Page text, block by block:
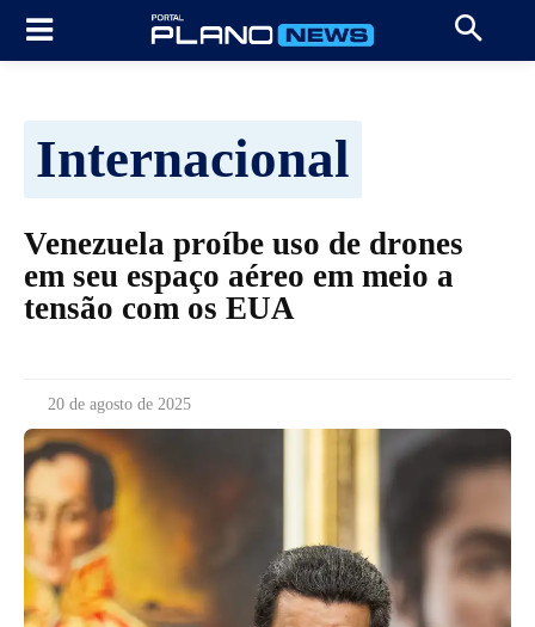
Internacional
Venezuela proíbe uso de drones
em seu espaço aéreo em meio a
tensão com os EUA
20 de agosto de 2025